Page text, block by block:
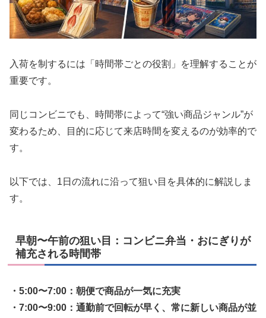
入荷を制するには「時間帯ごとの役割」を理解することが
重要です。
同じコンビニでも、時間帯によって“強い商品ジャンル”が
変わるため、目的に応じて来店時間を変えるのが効率的で
す。
以下では、1日の流れに沿って狙い目を具体的に解説しま
す。
早朝〜午前の狙い目：コンビニ弁当・おにぎりが
補充される時間帯
・5:00〜7:00：朝便で商品が一気に充実
・7:00〜9:00：通勤前で回転が早く、常に新しい商品が並